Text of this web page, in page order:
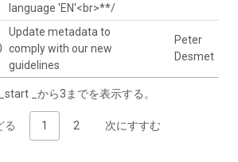
language 'EN'<br>**/
Update metadata to
comply with our new
guidelines
Peter
Desmet
_から3までを表示する。
る 1 2 次にすすむ